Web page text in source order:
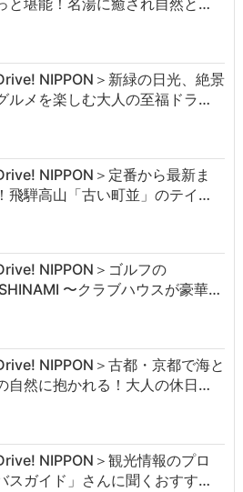
NIPPON＞新緑の日光、絶景
ルメを楽しむ大人の至福ドラ…
NIPPON＞定番から最新ま
飛騨高山「古い町並」のテイ…
NIPPON＞ゴルフの
〜クラブハウスが豪華…
NIPPON＞古都・京都で海と
自然に抱かれる！大人の休日…
NIPPON＞観光情報のプロ
スガイド」さんに聞くおすす…